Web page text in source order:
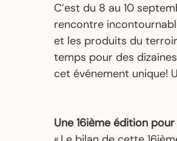
C’est du 8 au 10
rencontre
et les produits du
temps pour des
cet événement unique!
Une 16ième édition